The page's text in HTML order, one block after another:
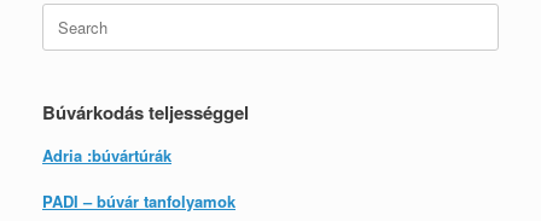
Search
for:
Búvárkodás teljességgel
Adria :búvártúrák
PADI – búvár tanfolyamok